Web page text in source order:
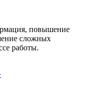
повышение
сложных
работы.